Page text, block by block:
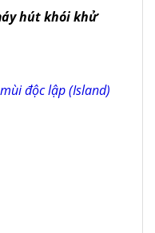
hút khói khử
độc lập (Island)